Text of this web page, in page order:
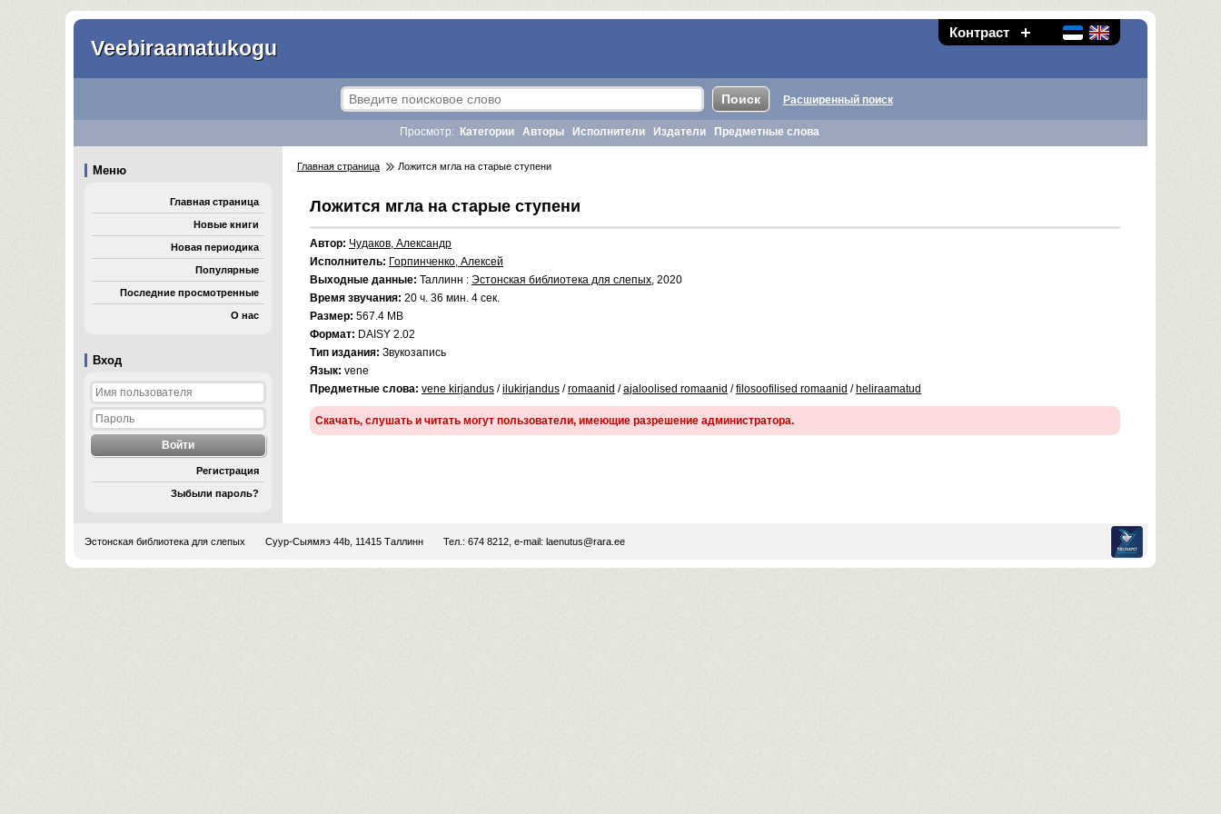
Контраст
Veebiraamatukogu
Вход
Регистрация
Зыбыли пароль?
Расширенный поиск
Просмотр: Категории Авторы Исполнители Издатели Предметные слова
Меню
Главная страница
Новые книги
Новая периодика
Популярные
Последние просмотренные
О нас
Главная страница Ложится мгла на старые ступени
Ложится мгла на старые ступени
Автор: Чудаков, Александр
Исполнитель: Горпинченко, Алексей
Выходные данные: Таллинн : Эстонская библиотека для слепых, 2020
Время звучания: 20 ч. 36 мин. 4 сек.
Размер: 567.4 MB
Формат: DAISY 2.02
Тип издания: Звукозапись
Язык: vene
Предметные слова: vene kirjandus /ilukirjandus /romaanid /ajaloolised romaanid /filosoofilised romaanid / heliraamatud
Скачать, слушать и читать могут пользователи, имеющие разрешение администратора.
Эстонская библиотека для слепых Суур-Сыямяэ 44b, 11415 Таллинн Тел.: 674 8212, e-mail: laenutus@rara.ee